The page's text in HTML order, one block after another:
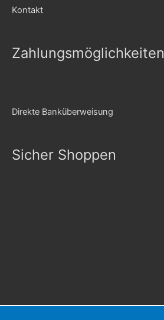
Kontakt
Zahlungsmöglichkeiten
Direkte Banküberweisung
Sicher Shoppen